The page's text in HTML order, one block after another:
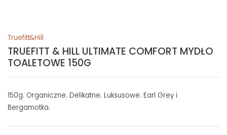
Truefitt&Hill
TRUEFITT & HILL ULTIMATE COMFORT MYDŁO
TOALETOWE 150G
150g. Organiczne. Delikatne. Luksusowe. Earl Grey i
Bergamotka.